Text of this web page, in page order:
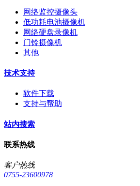
网络监控摄像头
低功耗电池摄像机
网络硬盘录像机
门铃摄像机
其他
技术支持
软件下载
支持与帮助
站内搜索
联系热线
客户热线
0755-23600978